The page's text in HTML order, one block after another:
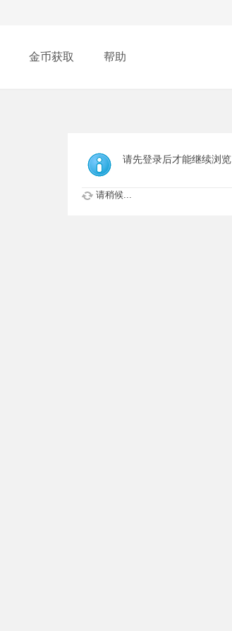
金币获取 帮助
请先登录后才能继续浏览
请稍候...